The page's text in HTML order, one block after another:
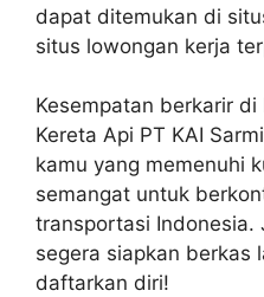
dapat ditemukan di
situs lowongan kerja
Kesempatan berkarir
Kereta Api PT KAI
kamu yang memenuhi
semangat untuk
transportasi Indonesia.
segera siapkan berkas
daftarkan diri!